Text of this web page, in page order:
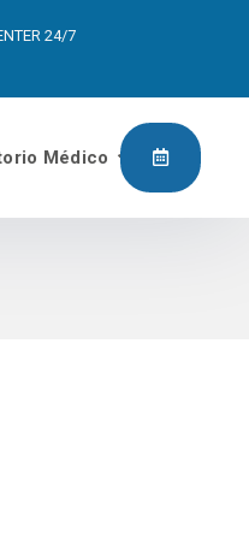
24/7
Médico